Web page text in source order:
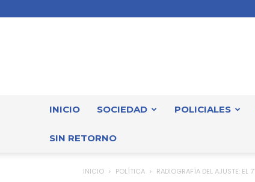
INICIO SOCIEDAD POLICIALES
SIN RETORNO
INICIO POLÍTICA RADIOGRAFÍA DEL AJUSTE: EL